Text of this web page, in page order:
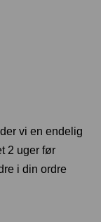
vi en endelig
2 uger før
i din ordre